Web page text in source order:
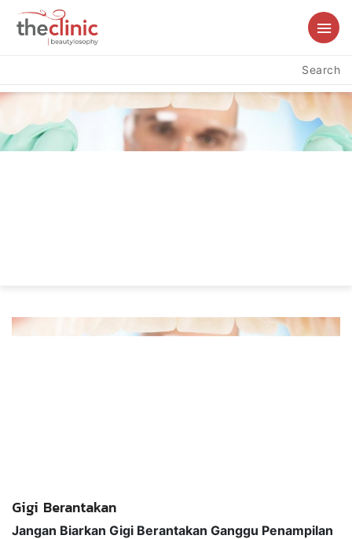
Search
Gigi Berantakan
Jangan Biarkan Gigi Berantakan Ganggu Penampilan